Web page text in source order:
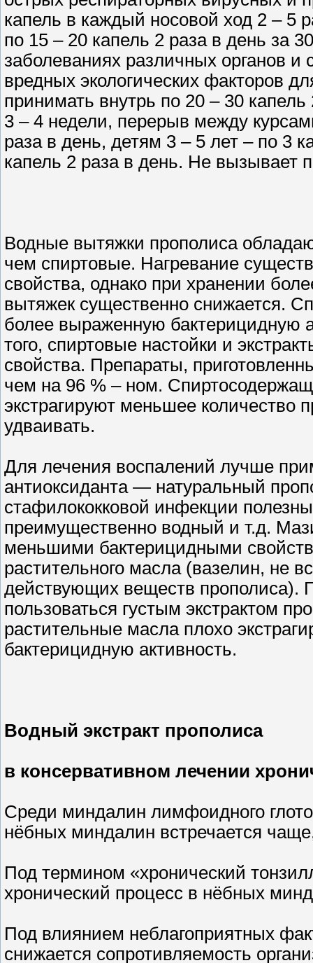
капель в каждый носовой ход 2 – 5
по 15 – 20 капель 2 раза в день за
заболеваниях различных органов и
вредных экологических факторов
принимать внутрь по 20 – 30
3 – 4 недели, перерыв между
раза в день, детям 3 – 5 лет – по 3
капель 2 раза в день. Не вызывает
Водные вытяжки прополиса
чем спиртовые. Нагревание
свойства, однако при хранении
вытяжек существенно снижается.
более выраженную бактерицидную
того, спиртовые настойки и
свойства. Препараты,
чем на 96 % – ном.
экстрагируют меньшее количество
удваивать.
Для лечения воспалений лучше
антиоксиданта — натуральный
стафилококковой инфекции
преимущественно водный и т.д.
меньшими бактерицидными
растительного масла (вазелин, не
действующих веществ прополиса).
пользоваться густым экстрактом
растительные масла плохо
бактерицидную активность.
Водный экстракт прополиса
в консервативном лечении
Среди миндалин лимфоидного
нёбных миндалин встречается
Под термином «хронический
хронический процесс в нёбных
Под влиянием неблагоприятных
снижается сопротивляемость